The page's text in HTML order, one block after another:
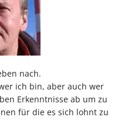
nach.
ich bin, aber auch wer
Erkenntnisse ab um zu
für die es sich lohnt zu